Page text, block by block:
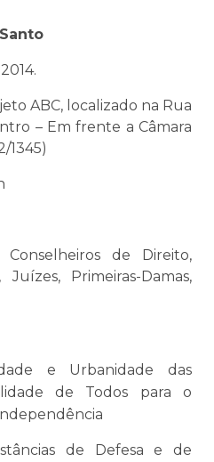
ABC, localizado na Rua
– Em frente a Câmara
1345)
Conselheiros de Direito,
Primeiras-Damas,
e Urbanidade das
de Todos para o
de Defesa e de